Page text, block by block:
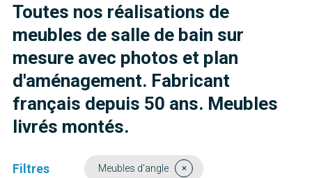
Toutes nos réalisations de
meubles de salle de bain sur
mesure avec photos et plan
d'aménagement. Fabricant
français depuis 50 ans. Meubles
livrés montés.
Filtres Meubles d'angle